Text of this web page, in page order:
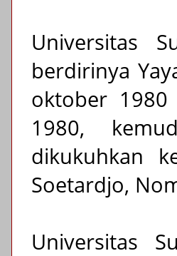
Universitas
berdirinya
oktober
1980,
dikukuhkan
Soetardjo,
Universitas